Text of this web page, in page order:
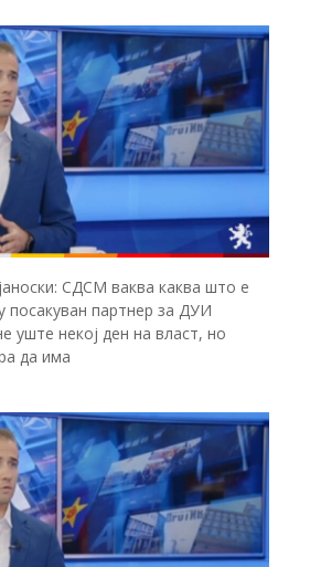
СДСМ ваква каква што е
посакуван партнер за ДУИ
уште некој ден на власт, но
да има